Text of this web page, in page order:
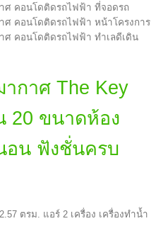
กาศ The Key
20 ขนาดห้อง
อน ฟังชั่นครบ
ตรม. แอร์ 2 เครื่อง เครื่องทำน้ำ